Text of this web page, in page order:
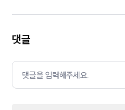
댓글
댓글을 입력해주세요.